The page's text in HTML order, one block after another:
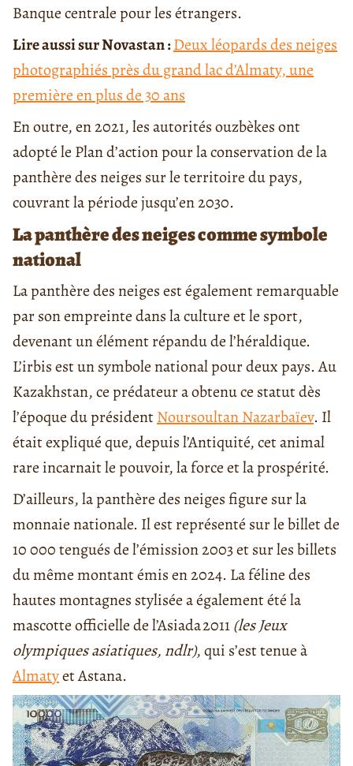
Banque centrale pour les étrangers.
Lire aussi sur Novastan :Deux léopards des neiges
photographiés près du grand lac d’Almaty, une
première en plus de 30 ans
En outre, en 2021, les autorités ouzbèkes ont
adopté le Plan d’action pour la conservation de la
panthère des neiges sur le territoire du pays,
couvrant la période jusqu’en 2030.
La panthère des neiges comme symbole
national
La panthère des neiges est également remarquable
par son empreinte dans la culture et le sport,
devenant un élément répandu de l’héraldique.
L’irbis est un symbole national pour deux pays. Au
Kazakhstan, ce prédateur a obtenu ce statut dès
l’époque du présidentNoursoultan Nazarbaïev. Il
était expliqué que, depuis l’Antiquité, cet animal
rare incarnait le pouvoir, la force et la prospérité.
D’ailleurs, la panthère des neiges figure sur la
monnaie nationale. Il est représenté sur le billet de
10 000 tengués de l’émission 2003 et sur les billets
du même montant émis en 2024. La féline des
hautes montagnes stylisée a également été la
mascotte officielle de l’Asiada 2011(les Jeux
olympiques asiatiques, ndlr), qui s’est tenue à
Almatyet Astana.